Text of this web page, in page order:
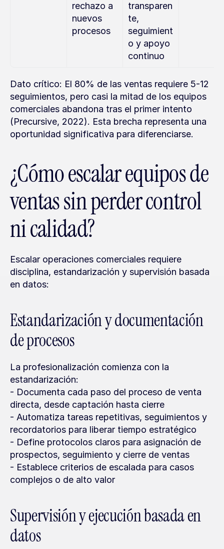
rechazo a
nuevos
procesos
transparen
te,
seguimient
o y apoyo
continuo
Dato crítico: El 80% de las ventas requiere 5-12
seguimientos, pero casi la mitad de los equipos
comerciales abandona tras el primer intento
(Precursive, 2022). Esta brecha representa una
oportunidad significativa para diferenciarse.
¿Cómo escalar equipos de
ventas sin perder control
ni calidad?
Escalar operaciones comerciales requiere
disciplina, estandarización y supervisión basada
en datos:
Estandarización y documentación
de procesos
La profesionalización comienza con la
estandarización:
- Documenta cada paso del proceso de venta
directa, desde captación hasta cierre
- Automatiza tareas repetitivas, seguimientos y
recordatorios para liberar tiempo estratégico
- Define protocolos claros para asignación de
prospectos, seguimiento y cierre de ventas
- Establece criterios de escalada para casos
complejos o de alto valor
Supervisión y ejecución basada en
datos